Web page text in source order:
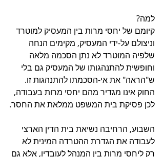
למה?
קיומם של יחסי מרות בין המעסיק למוטרד
וניצולם על-ידי המעסיק, מקימים הנחה
שלפיה המוטרד לא נתן הסכמה מלאה
וחופשית להתנהגותו של המעסיק גם בלי
ש"הראה" את אי-הסכמתו להתנהגות זו.
החוק אינו מגדיר מהם יחסי מרות בעבודה,
לכן פסיקת בית המשפט ממלאת את החסר.
השבוע, הרחיבה נשיאת בית הדין הארצי
לעבודה את הגדרת ההטרדה המינית לא
רק ליחסי מרות בין המנהל לעובדיו, אלא גם